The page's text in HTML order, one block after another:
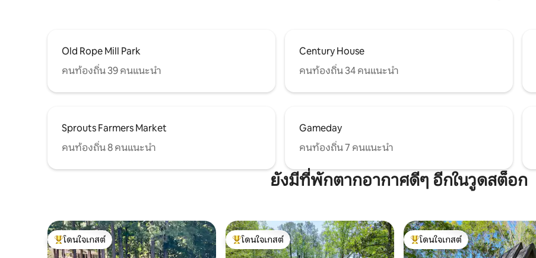
Old Rope Mill Park
คนท้องถิ่น 39 คนแนะนำ
Century House
คนท้องถิ่น 34 คนแนะนำ
Sprouts Farmers Market
คนท้องถิ่น 8 คนแนะนำ
Gameday
คนท้องถิ่น 7 คนแนะนำ
ยังมีที่พักตากอากาศดีๆ อีกในวูดสต็อก
โดนใจเกสต์ที่สุด
โดนใจเกสต์
โดนใจเกสต์ที่สุด
โดนใจเกสต์
โดนใจเกสต์ที่สุด
โดนใจเกสต์